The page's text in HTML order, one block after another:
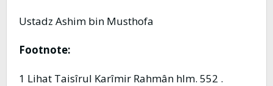
Ustadz Ashim bin Musthofa
Footnote:
1 Lihat Taisîrul Karîmir Rahmân hlm. 552 .